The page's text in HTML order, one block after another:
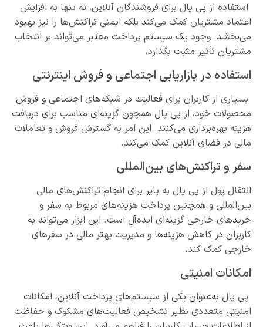
استفاده از پی پال برای فروشندگان آنلاین، نه تنها به افزایش
اعتماد مشتریان کمک می‌کند بلکه ایمنی تراکنش‌ها را نیز بهبود
می‌بخشد. وجود یک سیستم پرداخت معتبر می‌تواند بر انتخاب
مشتریان تأثیر مثبت بگذارد.
استفاده در بازاریابی اجتماعی و فروش اینترنتی
بسیاری از کاربران برای فعالیت در شبکه‌های اجتماعی و فروش
محصولات خود، از پی پال همچون گزینه‌ای مناسب برای دریافت
هزینه بهره‌برداری می‌کنند. این امر به گسترش فروش و تعاملات
مالی در فضای آنلاین کمک می‌کند.
سفر و تراکنش‌های بین‌المللی
انتقال پول از پی پال به پایر برای انجام تراکنش‌های مالی
بین‌المللی و همچنین پرداخت هزینه‌های مربوط به سفر و
خریدهای خارجی گزینه‌ای ایده‌آل است. این ابزار می‌تواند به
کاربران در کاهش هزینه‌ها و مدیریت بهتر مالی در سفرهای
خارجی کمک کند.
امکانات امنیتی
پی پال به‌‌عنوان یکی از سیستم‌های پرداخت آنلاین، امکانات
امنیتی متعددی نظیر تشخیص فعالیت‌های مشکوک و حفاظت